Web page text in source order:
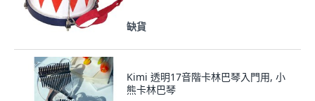
缺貨
Kimi 透明17音階卡林巴琴入門用, 小
熊卡林巴琴